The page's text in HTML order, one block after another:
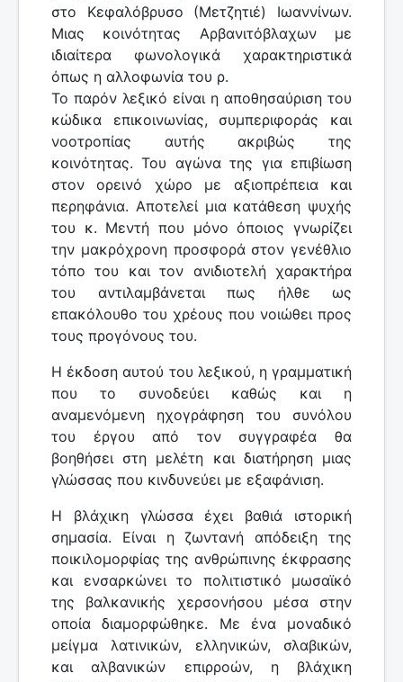
στο Κεφαλόβρυσο (Μετζητιέ) Ιωαννίνων.
Μιας κοινότητας Αρβανιτόβλαχων με
ιδιαίτερα φωνολογικά χαρακτηριστικά
όπως η αλλοφωνία του ρ.
Το παρόν λεξικό είναι η αποθησαύριση του
κώδικα επικοινωνίας, συμπεριφοράς και
νοοτροπίας αυτής ακριβώς της
κοινότητας. Του αγώνα της για επιβίωση
στον ορεινό χώρο με αξιοπρέπεια και
περηφάνια. Αποτελεί μια κατάθεση ψυχής
του κ. Μεντή που μόνο όποιος γνωρίζει
την μακρόχρονη προσφορά στον γενέθλιο
τόπο του και τον ανιδιοτελή χαρακτήρα
του αντιλαμβάνεται πως ήλθε ως
επακόλουθο του χρέους που νοιώθει προς
τους προγόνους του.
Η έκδοση αυτού του λεξικού, η γραμματική
που το συνοδεύει καθώς και η
αναμενόμενη ηχογράφηση του συνόλου
του έργου από τον συγγραφέα θα
βοηθήσει στη μελέτη και διατήρηση μιας
γλώσσας που κινδυνεύει με εξαφάνιση.
Η βλάχικη γλώσσα έχει βαθιά ιστορική
σημασία. Είναι η ζωντανή απόδειξη της
ποικιλομορφίας της ανθρώπινης έκφρασης
και ενσαρκώνει το πολιτιστικό μωσαϊκό
της βαλκανικής χερσονήσου μέσα στην
οποία διαμορφώθηκε. Με ένα μοναδικό
μείγμα λατινικών, ελληνικών, σλαβικών,
και αλβανικών επιρροών, η βλάχικη